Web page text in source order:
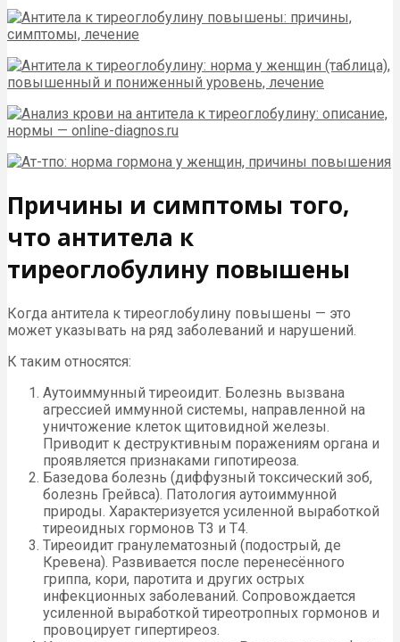
Причины и симптомы того,
что антитела к
тиреоглобулину повышены
Когда антитела к тиреоглобулину повышены — это
может указывать на ряд заболеваний и нарушений.
К таким относятся:
Аутоиммунный тиреоидит. Болезнь вызвана
агрессией иммунной системы, направленной на
уничтожение клеток щитовидной железы.
Приводит к деструктивным поражениям органа и
проявляется признаками гипотиреоза.
Базедова болезнь (диффузный токсический зоб,
болезнь Грейвса). Патология аутоиммунной
природы. Характеризуется усиленной выработкой
тиреоидных гормонов Т3 и Т4.
Тиреоидит гранулематозный (подострый, де
Кревена). Развивается после перенесённого
гриппа, кори, паротита и других острых
инфекционных заболеваний. Сопровождается
усиленной выработкой тиреотропных гормонов и
провоцирует гипертиреоз.